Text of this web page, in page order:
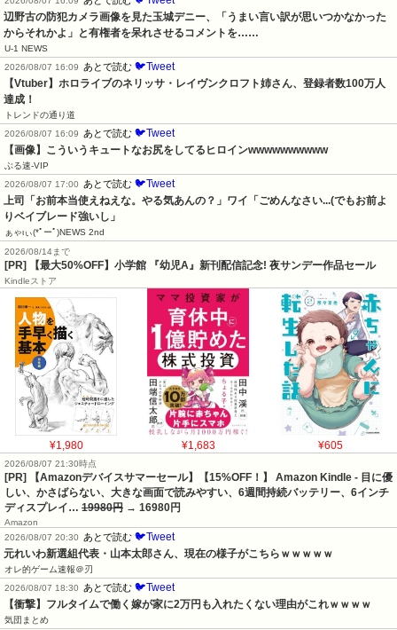
辺野古の防犯カメラ画像を見た玉城デニー、「うまい言い訳が思いつかなかった
からそれかよ」と有権者を呆れさせるコメントを……
U-1 NEWS
2026/08/07 16:09
あとで読む 🐦Tweet
【Vtuber】ホロライブのネリッサ・レイヴンクロフト姉さん、登録者数100万人
達成！
トレンドの通り道
2026/08/07 16:09
あとで読む 🐦Tweet
【画像】こういうキュートなお尻をしてるヒロインwwwwwwwwww
ぶる速-VIP
2026/08/07 17:00
あとで読む 🐦Tweet
上司「お前本当使えねえな。やる気あんの？」ワイ「ごめんなさい...(でもお前よ
りベイブレード強いし」
ぁゃιぃ(*ﾟーﾟ)NEWS 2nd
2026/08/14まで
[PR] 【最大50%OFF】小学館 『幼児A』新刊配信記念! 夜サンデー作品セール
Kindleストア
¥1,980 ¥1,683 ¥605
2026/08/07 21:30時点
[PR] 【Amazonデバイスサマーセール】【15%OFF！】 Amazon Kindle - 目に優
しい、かさばらない、大きな画面で読みやすい、6週間持続バッテリー、6インチ
ディスプレイ… 19980円 → 16980円
Amazon
2026/08/07 20:30
あとで読む 🐦Tweet
元れいわ新選組代表・山本太郎さん、現在の様子がこちらｗｗｗｗｗ
オレ的ゲーム速報＠刃
2026/08/07 18:30
あとで読む 🐦Tweet
【衝撃】フルタイムで働く嫁が家に2万円も入れたくない理由がこれｗｗｗｗ
気団まとめ